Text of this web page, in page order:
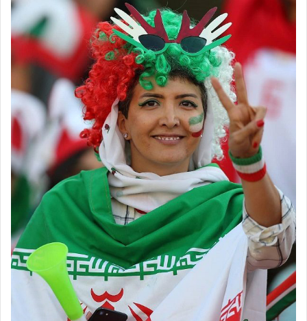
💻منبع:ایرنا 📸عکس:فاطمه شمس
با فوتبالز همراه شوید ◾️فوتبالزرا در اینستاگرام دنبال کنید
◾️
footballs.women@
برچسب ها تیم ملی فوتسال زنان فاطمه شریف فوتسال بانوان